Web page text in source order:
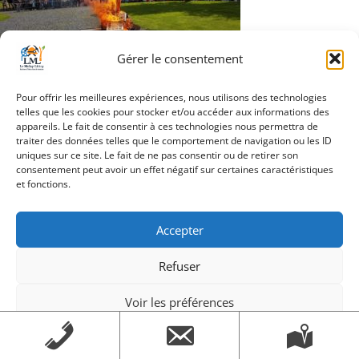
Gérer le consentement
Pour offrir les meilleures expériences, nous utilisons des technologies
telles que les cookies pour stocker et/ou accéder aux informations des
appareils. Le fait de consentir à ces technologies nous permettra de
traiter des données telles que le comportement de navigation ou les ID
uniques sur ce site. Le fait de ne pas consentir ou de retirer son
consentement peut avoir un effet négatif sur certaines caractéristiques
et fonctions.
Accepter
Refuser
Voir les préférences
Mentions légalesMentions légales
Navigation
de
l’article
Article précédent
réservés.|Mentions légales